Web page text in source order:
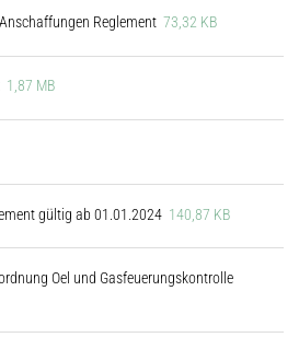
Reglement 73,32 KB
1,87 MB
gültig ab 01.01.2024 140,87 KB
Oel und Gasfeuerungskontrolle